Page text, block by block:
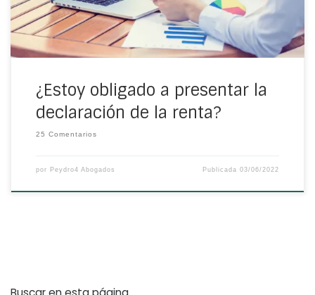
¿Estoy obligado a presentar la
declaración de la renta?
25 Comentarios
por Peydro4 Abogados Publicada03/06/2022